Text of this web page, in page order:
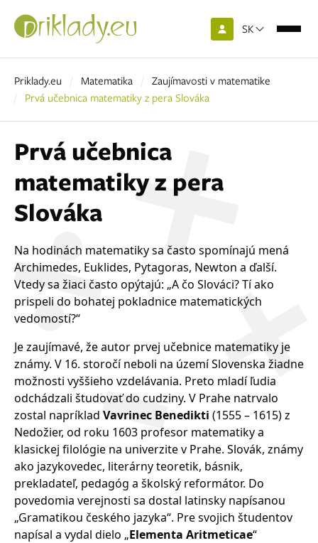
SK
Priklady.eu Matematika
Zaujímavosti v matematike
Prvá učebnica matematiky z pera Slováka
Prvá učebnica
matematiky z pera
Slováka
Na hodinách matematiky sa často spomínajú mená
Archimedes, Euklides, Pytagoras, Newton a ďalší.
Vtedy sa žiaci často opýtajú: „A čo Slováci? Tí ako
prispeli do bohatej pokladnice matematických
vedomostí?“
Je zaujímavé, že autor prvej učebnice matematiky je
známy. V 16. storočí neboli na území Slovenska žiadne
možnosti vyššieho vzdelávania. Preto mladí ľudia
odchádzali študovať do cudziny. V Prahe natrvalo
zostal napríklad Vavrinec Benedikti (1555 – 1615) z
Nedožier, od roku 1603 profesor matematiky a
klasickej filológie na univerzite v Prahe. Slovák, známy
ako jazykovedec, literárny teoretik, básnik,
prekladateľ, pedagóg a školský reformátor. Do
povedomia verejnosti sa dostal latinsky napísanou
„Gramatikou českého jazyka“. Pre svojich študentov
napísal a vydal dielo „Elementa Aritmeticae“